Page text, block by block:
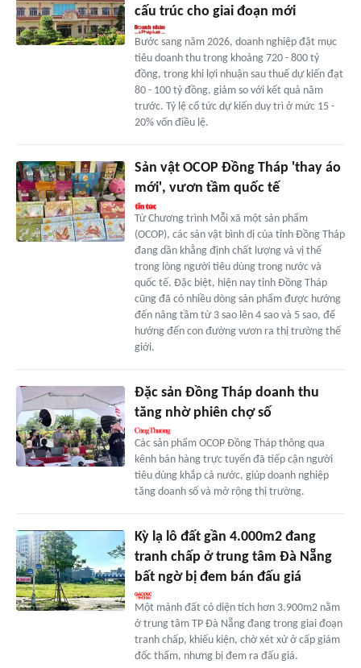
cấu trúc cho giai đoạn mới
Bước sang năm 2026, doanh nghiệp đặt mục
tiêu doanh thu trong khoảng 720 - 800 tỷ
đồng, trong khi lợi nhuận sau thuế dự kiến đạt
80 - 100 tỷ đồng, giảm so với kết quả năm
trước. Tỷ lệ cổ tức dự kiến duy trì ở mức 15 -
20% vốn điều lệ.
Sản vật OCOP Đồng Tháp 'thay áo
mới', vươn tầm quốc tế
Từ Chương trình Mỗi xã một sản phẩm
(OCOP), các sản vật bình dị của tỉnh Đồng Tháp
đang dần khẳng định chất lượng và vị thế
trong lòng người tiêu dùng trong nước và
quốc tế. Đặc biệt, hiện nay tỉnh Đồng Tháp
cũng đã có nhiều dòng sản phẩm được hướng
đến nâng tầm từ 3 sao lên 4 sao và 5 sao, để
hướng đến con đường vươn ra thị trường thế
giới.
Đặc sản Đồng Tháp doanh thu
tăng nhờ phiên chợ số
Các sản phẩm OCOP Đồng Tháp thông qua
kênh bán hàng trực tuyến đã tiếp cận người
tiêu dùng khắp cả nước, giúp doanh nghiệp
tăng doanh số và mở rộng thị trường.
Kỳ lạ lô đất gần 4.000m2 đang
tranh chấp ở trung tâm Đà Nẵng
bất ngờ bị đem bán đấu giá
Một mảnh đất có diện tích hơn 3.900m2 nằm
ở trung tâm TP Đà Nẵng đang trong giai đoạn
tranh chấp, khiếu kiện, chờ xét xử ở cấp giám
đốc thẩm, nhưng bị đem ra đấu giá.